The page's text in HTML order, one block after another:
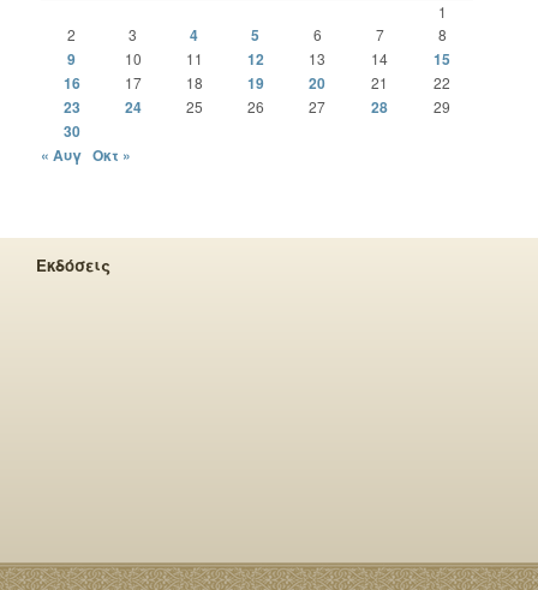
1
2
3 4 5 6 7 8
9 10 11 12 13 14
15
16
17 18 19 20 21 22
23 24 25 26 27 28 29
30
« Αυγ Οκτ »
Εκδόσεις